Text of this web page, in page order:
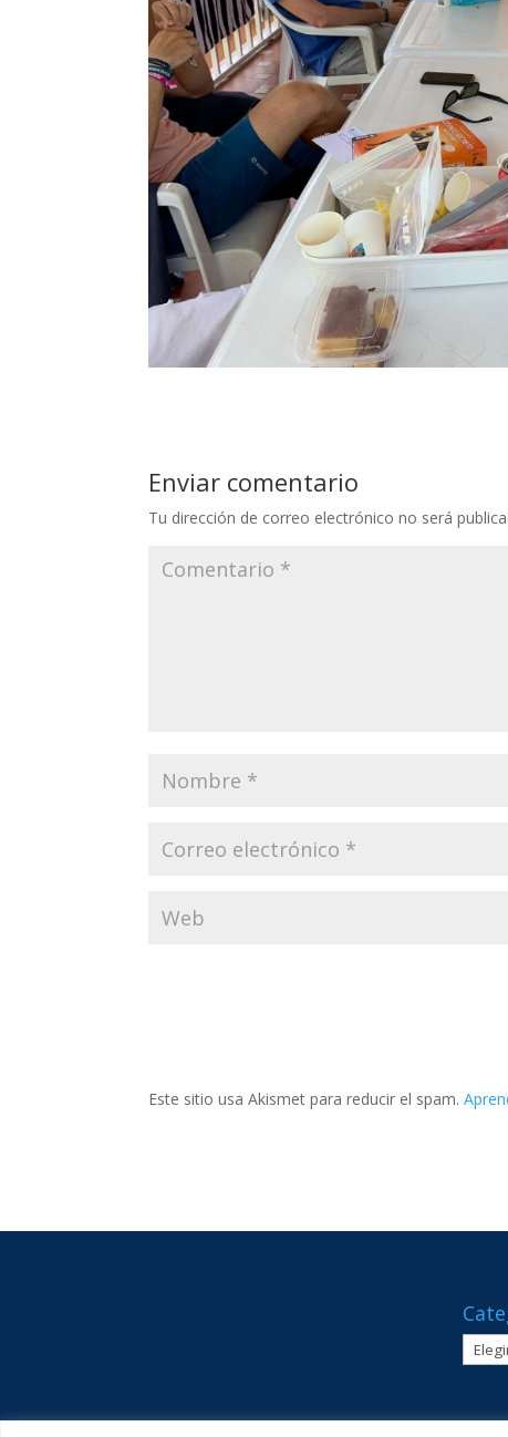
Enviar comentario
Tu dirección de correo electrónico no será
Este sitio usa Akismet para reducir el spam.